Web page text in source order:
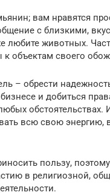
вам нравятся
с близкими,
любите животных.
к объектам своего
– обрести
и добиться
обстоятельствах.
всю свою энергию,
пользу,
в религиозной,